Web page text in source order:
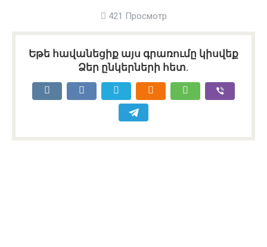
421 Просмотр
Եթե հավանեցիք այս գրառումը կիսվեք
Ձեր ընկերների հետ.